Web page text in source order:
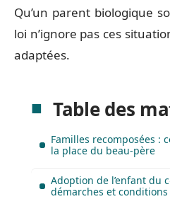
Qu’un parent biologique
loi n’ignore pas ces
adaptées.
Table des
Familles recomposées :
la place du beau-père
Adoption de l’enfant du
démarches et conditions